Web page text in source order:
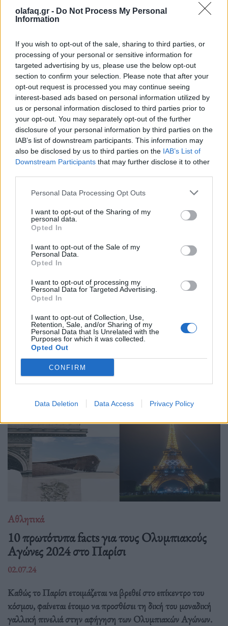
olafaq.gr - Do Not Process My Personal
Information
If you wish to opt-out of the sale, sharing to third parties, or
processing of your personal or sensitive information for
targeted advertising by us, please use the below opt-out
section to confirm your selection. Please note that after your
opt-out request is processed you may continue seeing
interest-based ads based on personal information utilized by
us or personal information disclosed to third parties prior to
your opt-out. You may separately opt-out of the further
disclosure of your personal information by third parties on the
IAB’s list of downstream participants. This information may
also be disclosed by us to third parties on the IAB’s List of
Downstream Participants that may further disclose it to other
Personal Data Processing Opt Outs
I want to opt-out of the Sharing of my
personal data.
Opted In
I want to opt-out of the Sale of my
Personal Data.
Opted In
I want to opt-out of processing my
Personal Data for Targeted Advertising.
Opted In
I want to opt-out of Collection, Use,
Retention, Sale, and/or Sharing of my
Personal Data that Is Unrelated with the
Purposes for which it was collected.
Opted Out
CONFIRM
Data Deletion Data Access Privacy Policy
Οι γυναίκες του WNBA ζητούν όσα τους
αξίζουν: «Πληρώστε ό,τι μάς χρωστάτε»
Εκεί που όσο δυνατά και να φωνάξεις κανείς δεν σε ακούει,
είσαι αναγκασμένος να περάσεις στην επίθεση. Αυτό έκαναν
και οι παίκτριες του WNBA, οι οποίες μάχονται για την δίκαιη
κατανομή των μισθών τους
Αθλητικά
Το φαινόμενο Simone Biles
επαναπροσδιορίζει την ενόργανη γυμναστική
01.08.24
Ο θρίαμβος, η λάμψη και οι προκλήσεις μίας τεράστιας
αθλήτριας που αψηφά τα όρια του ανθρώπινου σώματος και
νου ενώ η επίδρασή της εκτείνεται πέρα από τους
αγωνιστικούς χώρους.
Αθλητικά
10 πρωτότυπα facts για τους Ολυμπιακούς
Αγώνες 2024 στο Παρίσι
02.07.24
Καθώς το Παρίσι ετοιμάζεται να βρεθεί στο επίκεντρο του
κόσμου, φαίνεται έτοιμο να προσθέσει τη δική του μοναδική
γαλλική πινελιά στην αφήγηση των Ολυμπιακών Αγώνων.